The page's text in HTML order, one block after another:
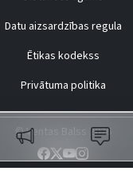
Datu aizsardzības regula
Ētikas kodekss
Privātuma politika
© Ventas Balss 2026